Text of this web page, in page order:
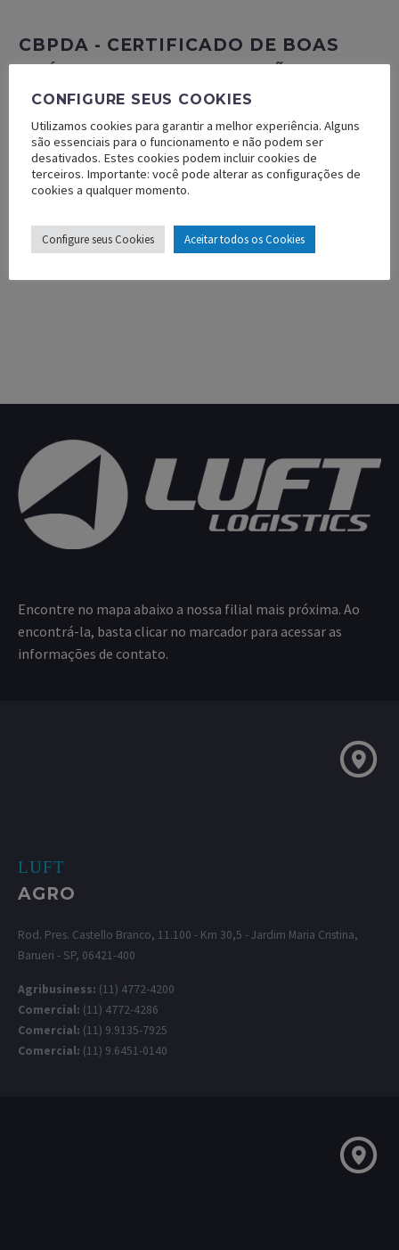
CBPDA - CERTIFICADO DE BOAS
ARMAZENAGEM
As empresas do Grupo ligadas à saúde possuem o
documento emitido pela Anvisa atestando o cumprimento
das Boas Práticas de Distribuição e Armazenagem
dispostas na legislação em vigor.
Encontre no mapa abaixo a nossa filial mais próxima. Ao
encontrá-la, basta clicar no marcador para acessar as
informações de contato.
LUFT
AGRO
Rod. Pres. Castello Branco, 11.100 - Km 30,5 - Jardim Maria Cristina,
Barueri - SP, 06421-400
Agribusiness: (11) 4772-4200
Comercial: (11) 4772-4286
Comercial: (11) 9.9135-7925
Comercial: (11) 9.6451-0140
CONFIGURE SEUS COOKIES
Utilizamos cookies para garantir a melhor experiência. Alguns
são essenciais para o funcionamento e não podem ser
desativados. Estes cookies podem incluir cookies de
terceiros. Importante: você pode alterar as configurações de
cookies a qualquer momento.
Configure seus Cookies Aceitar todos os Cookies